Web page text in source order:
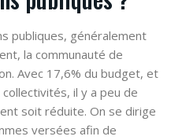
publiques, généralement
la communauté de
Avec 17,6% du budget, et
il y a peu de
soit réduite. On se dirige
versées afin de